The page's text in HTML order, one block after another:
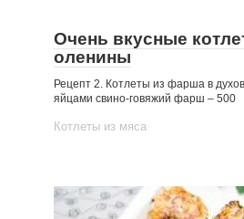
Очень вкусные
оленины
Рецепт 2. Котлеты из фарша в
яйцами свино-говяжий фарш – 500
Котлеты из мяса